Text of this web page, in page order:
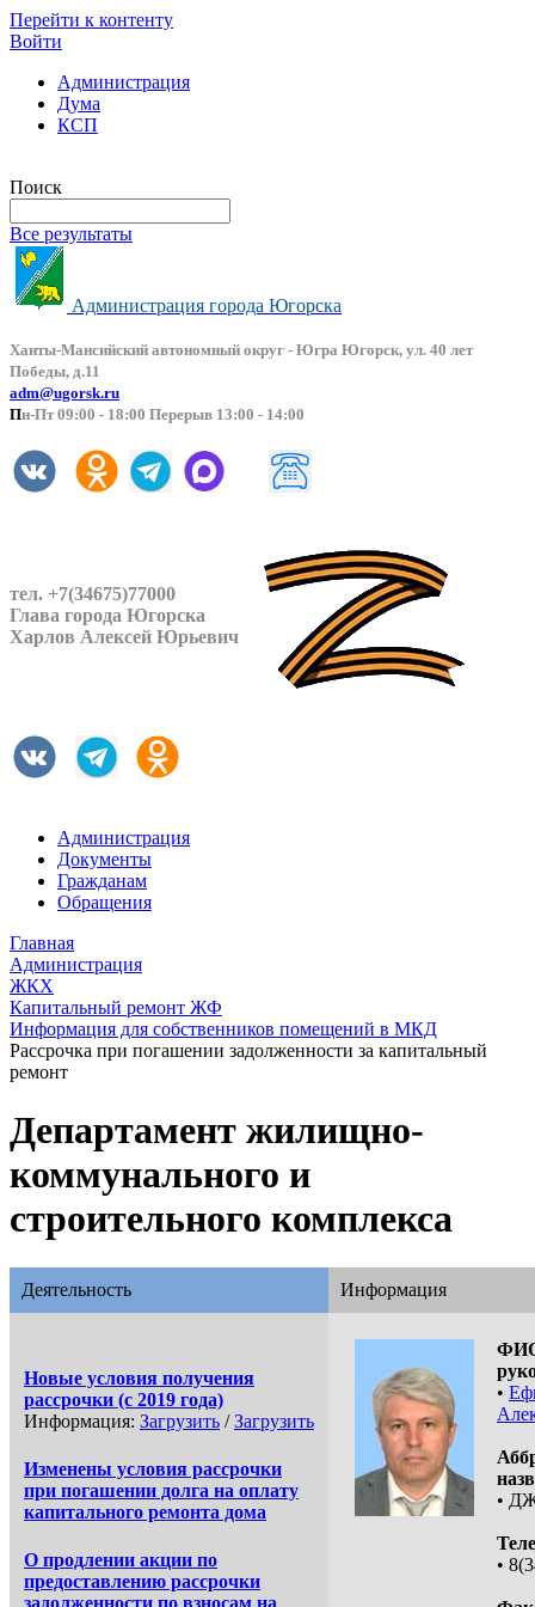
Перейти к контенту
Войти
Администрация
Дума
КСП
Поиск
Все результаты
Администрация города Югорска
Ханты-Мансийский автономный округ - Югра Югорск, ул. 40 лет
Победы, д.11
adm@ugorsk.ru
Пн-Пт 09:00 - 18:00 Перерыв 13:00 - 14:00
тел. +7(34675)77000
Глава города Югорска
Харлов Алексей Юрьевич
Администрация
Документы
Гражданам
Обращения
Главная
Администрация
ЖКХ
Капитальный ремонт ЖФ
Информация для собственников помещений в МКД
Рассрочка при погашении задолженности за капитальный
ремонт
Департамент жилищно-
коммунального и
строительного комплекса
Деятельность Информация
Новые условия получения
рассрочки (с 2019 года)
Информация: Загрузить /Загрузить
Изменены условия рассрочки
при погашении долга на оплату
капитального ремонта дома
О продлении акции по
предоставлению рассрочки
задолженности по взносам на
•
•
•